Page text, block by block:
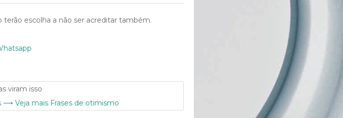
escolha a não ser acreditar também.
viram isso
⟶ Veja mais Frases de otimismo